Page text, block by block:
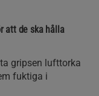
att de ska hålla
gripsen lufttorka
fuktiga i